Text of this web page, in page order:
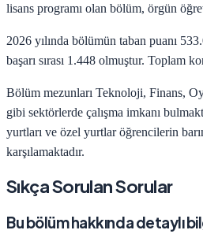
lisans programı olan bölüm, örgün
2026 yılında bölümün taban puanı
başarı sırası 1.448 olmuştur. Toplam
Bölüm mezunları Teknoloji, Finans,
gibi sektörlerde çalışma imkanı
yurtları ve özel yurtlar öğrencilerin
karşılamaktadır.
Sıkça Sorulan Sorular
Bu bölüm hakkında detaylı